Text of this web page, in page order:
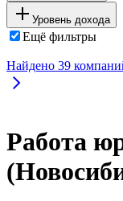
Уровень дохода
Ещё фильтры
Найдено 39
Работа